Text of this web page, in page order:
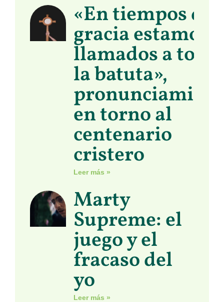
«En tiempos de
gracia estamos
llamados a
la batuta»,
en torno al
centenario
cristero
Leer más »
Marty
Supreme: el
juego y el
fracaso del
yo
Leer más »